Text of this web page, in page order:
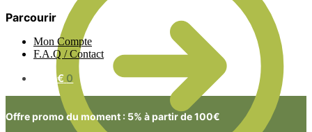
Parcourir
Mon Compte
F.A.Q / Contact
0.00€ 0
Offre promo du moment : 5% à partir de 100€